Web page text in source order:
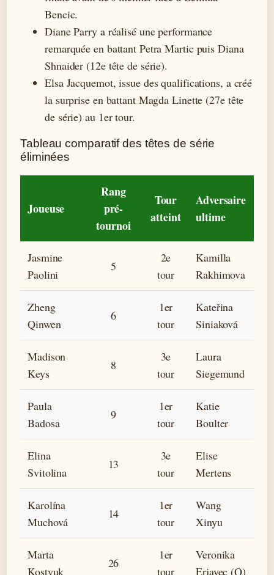
Bencic.
Diane Parry a réalisé une performance
remarquée en battant Petra Martic puis Diana
Shnaider (12e tête de série).
Elsa Jacquemot, issue des qualifications, a créé
la surprise en battant Magda Linette (27e tête
de série) au 1er tour.
Tableau comparatif des têtes de série
éliminées
Joueuse
Rang
pré-
tournoi
Tour
atteint
Adversaire
ultime
Jasmine
Paolini
5
2e
tour
Kamilla
Rakhimova
Zheng
Qinwen
6
1er
tour
Kateřina
Siniaková
Madison
Keys
8
3e
tour
Laura
Siegemund
Paula
Badosa
9
1er
tour
Katie
Boulter
Elina
Svitolina
13
3e
tour
Elise
Mertens
Karolína
Muchová
14
1er
tour
Wang
Xinyu
Marta
Kostyuk
26
1er
tour
Veronika
Erjavec (Q)